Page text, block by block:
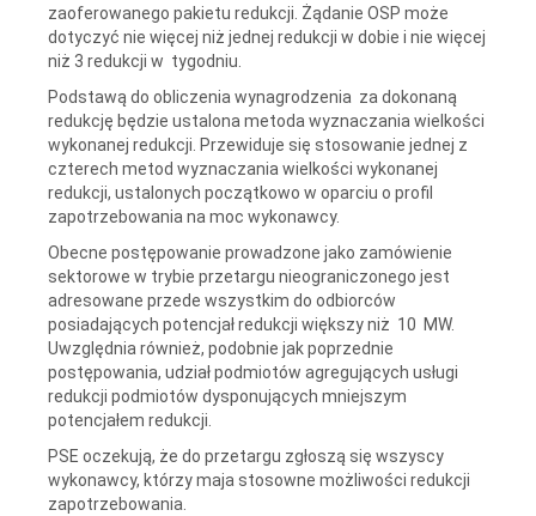
zaoferowanego pakietu redukcji. Żądanie OSP może
dotyczyć nie więcej niż jednej redukcji w dobie i nie więcej
niż 3 redukcji w tygodniu.
Podstawą do obliczenia wynagrodzenia za dokonaną
redukcję będzie ustalona metoda wyznaczania wielkości
wykonanej redukcji. Przewiduje się stosowanie jednej z
czterech metod wyznaczania wielkości wykonanej
redukcji, ustalonych początkowo w oparciu o profil
zapotrzebowania na moc wykonawcy.
Obecne postępowanie prowadzone jako zamówienie
sektorowe w trybie przetargu nieograniczonego jest
adresowane przede wszystkim do odbiorców
posiadających potencjał redukcji większy niż 10 MW.
Uwzględnia również, podobnie jak poprzednie
postępowania, udział podmiotów agregujących usługi
redukcji podmiotów dysponujących mniejszym
potencjałem redukcji.
PSE oczekują, że do przetargu zgłoszą się wszyscy
wykonawcy, którzy maja stosowne możliwości redukcji
zapotrzebowania.